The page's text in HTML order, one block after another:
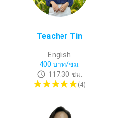
Teacher Tin
English
400 บาท/ชม.
117.30 ชม.
(4)